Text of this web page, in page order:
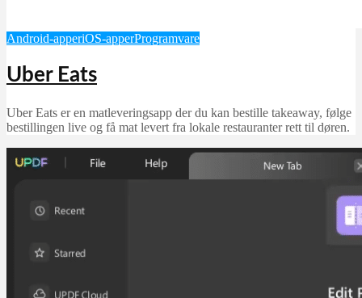
Android-apperiOS-apperProgramvare
Uber Eats
Uber Eats er en matleveringsapp der du kan bestille takeaway, følge
bestillingen live og få mat levert fra lokale restauranter rett til døren.